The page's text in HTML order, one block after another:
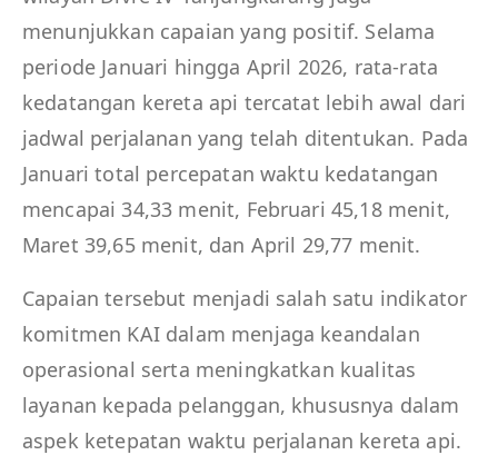
menunjukkan capaian yang positif. Selama
periode Januari hingga April 2026, rata-rata
kedatangan kereta api tercatat lebih awal dari
jadwal perjalanan yang telah ditentukan. Pada
Januari total percepatan waktu kedatangan
mencapai 34,33 menit, Februari 45,18 menit,
Maret 39,65 menit, dan April 29,77 menit.
Capaian tersebut menjadi salah satu indikator
komitmen KAI dalam menjaga keandalan
operasional serta meningkatkan kualitas
layanan kepada pelanggan, khususnya dalam
aspek ketepatan waktu perjalanan kereta api.